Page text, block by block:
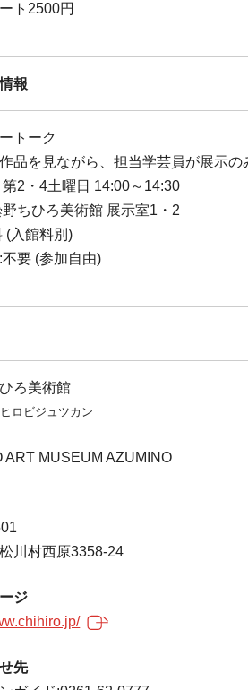
ト2500円
報
トーク
品を見ながら、担当学芸員が展示の
第2・4土曜日 14:00～14:30
ちひろ美術館 展示室1・2
(入館料別)
要 (参加自由)
ろ美術館
ロビジュツカン
ART MUSEUM AZUMINO
川村西原3358-24
ジ
先